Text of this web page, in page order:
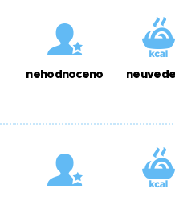
nehodnoceno